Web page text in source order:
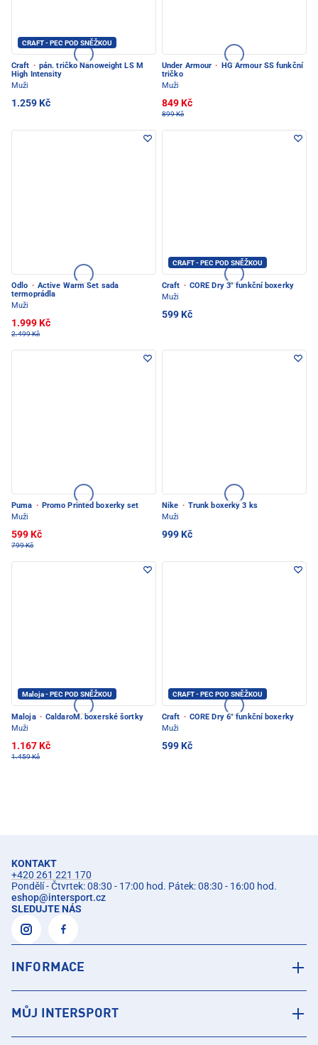
CRAFT - PEC POD SNĚŽKOU
Craft · pán. tričko Nanoweight LS M
High Intensity
Muži
1.259 Kč
Under Armour ·
HG Armour SS funkční
tričko
Muži
849 Kč
899 Kč
Odlo · Active Warm Set sada
termoprádla
Muži
1.999 Kč
2.499 Kč
CRAFT - PEC POD SNĚŽKOU
Craft · CORE Dry 3" funkční boxerky
Muži
599 Kč
Puma · Promo Printed boxerky set
Muži
599 Kč
799 Kč
Nike · Trunk boxerky 3 ks
Muži
999 Kč
Maloja - PEC POD SNĚŽKOU
Maloja · CaldaroM. boxerské šortky
Muži
1.167 Kč
1.459 Kč
CRAFT - PEC POD SNĚŽKOU
Craft · CORE Dry 6" funkční boxerky
Muži
599 Kč
KONTAKT
+420 261 221 170
Pondělí - Čtvrtek: 08:30 - 17:00 hod. Pátek: 08:30 - 16:00 hod.
eshop@intersport.cz
SLEDUJTE NÁS
INFORMACE
MŮJ INTERSPORT